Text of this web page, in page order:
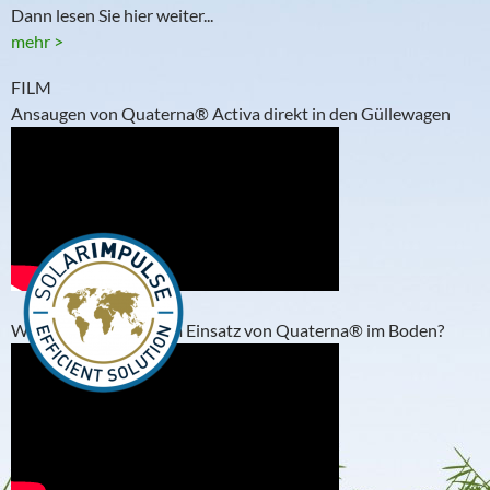
Dann lesen Sie hier weiter...
mehr >
FILM
Ansaugen von Quaterna® Activa direkt in den Güllewagen
Was passiert nach dem Einsatz von Quaterna® im Boden?